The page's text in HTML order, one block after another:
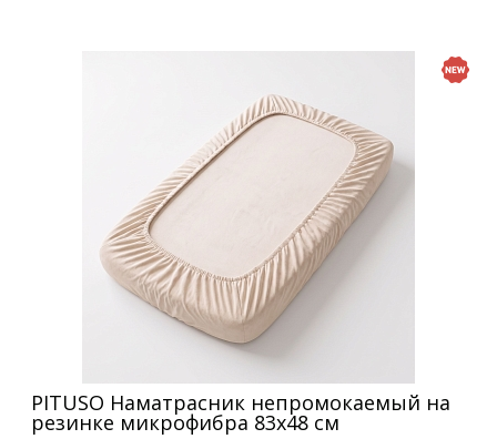
PITUSO Наматрасник непромокаемый на
резинке микрофибра 83х48 см